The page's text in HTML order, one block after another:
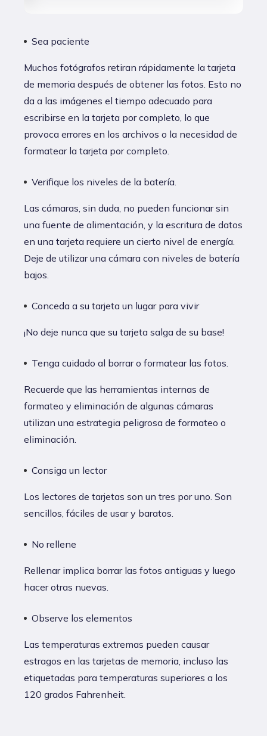
Sea paciente
Muchos fotógrafos retiran rápidamente la tarjeta
de memoria después de obtener las fotos. Esto no
da a las imágenes el tiempo adecuado para
escribirse en la tarjeta por completo, lo que
provoca errores en los archivos o la necesidad de
formatear la tarjeta por completo.
Verifique los niveles de la batería.
Las cámaras, sin duda, no pueden funcionar sin
una fuente de alimentación, y la escritura de datos
en una tarjeta requiere un cierto nivel de energía.
Deje de utilizar una cámara con niveles de batería
bajos.
Conceda a su tarjeta un lugar para vivir
¡No deje nunca que su tarjeta salga de su base!
Tenga cuidado al borrar o formatear las fotos.
Recuerde que las herramientas internas de
formateo y eliminación de algunas cámaras
utilizan una estrategia peligrosa de formateo o
eliminación.
Consiga un lector
Los lectores de tarjetas son un tres por uno. Son
sencillos, fáciles de usar y baratos.
No rellene
Rellenar implica borrar las fotos antiguas y luego
hacer otras nuevas.
Observe los elementos
Las temperaturas extremas pueden causar
estragos en las tarjetas de memoria, incluso las
etiquetadas para temperaturas superiores a los
120 grados Fahrenheit.